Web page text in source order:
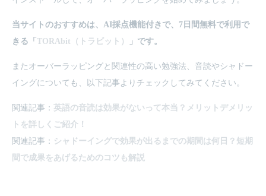
当サイトのおすすめは、AI採点機能付きで、7日間無料で利用で
きる「 TORAbit（トラビット） 」です。
またオーバーラッピングと関連性の高い勉強法、音読やシャドー
イングについても、以下記事よりチェックしてみてください。
関連記事： 英語の音読は効果がないって本当？メリットデメリッ
トを詳しくご紹介！
関連記事： シャドーイングで効果が出るまでの期間は何日？短期
間で成果をあげるためのコツも解説